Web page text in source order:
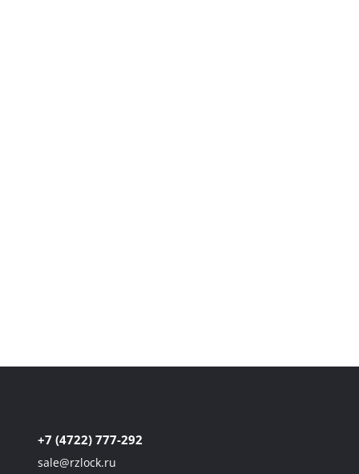
+7 (4722) 777-292
sale@rzlock.ru